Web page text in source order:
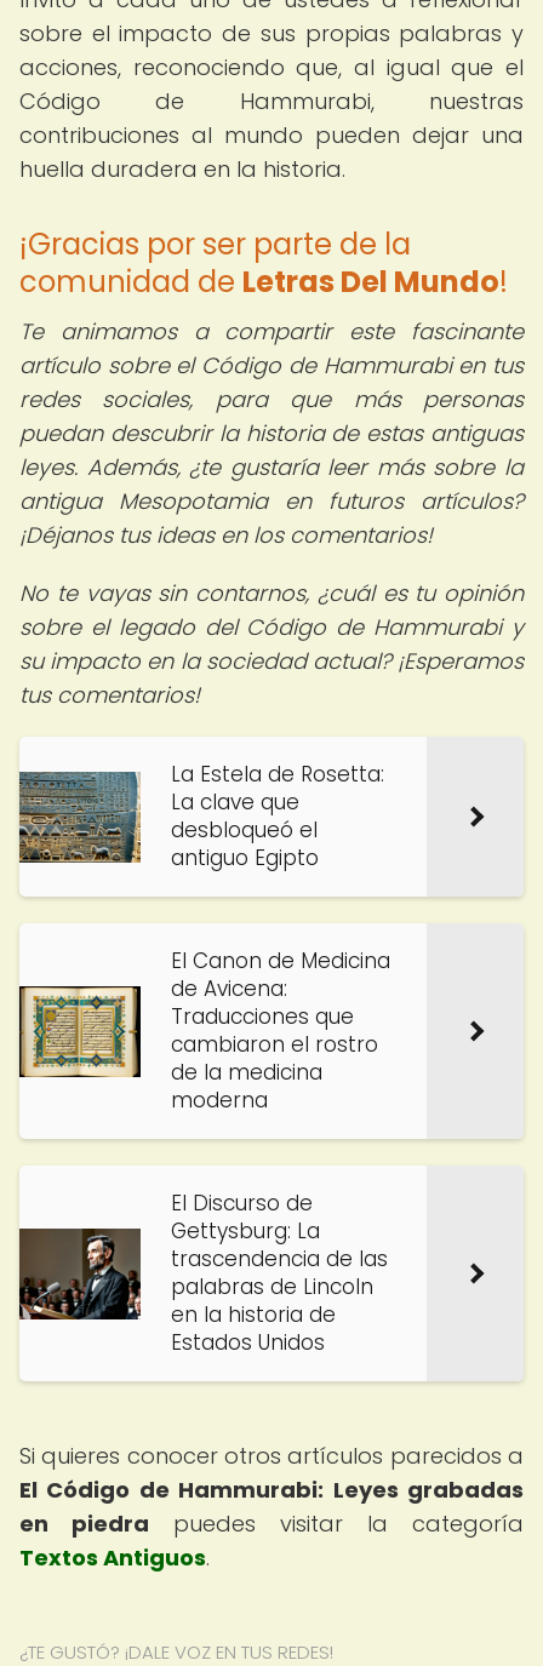
sobre el impacto de sus propias palabras y
acciones, reconociendo que, al igual que el
Código de Hammurabi, nuestras
contribuciones al mundo pueden dejar una
huella duradera en la historia.
¡Gracias por ser parte de la
comunidad de Letras Del Mundo!
Te animamos a compartir este fascinante
artículo sobre el Código de Hammurabi en tus
redes sociales, para que más personas
puedan descubrir la historia de estas antiguas
leyes. Además, ¿te gustaría leer más sobre la
antigua Mesopotamia en futuros artículos?
¡Déjanos tus ideas en los comentarios!
No te vayas sin contarnos, ¿cuál es tu opinión
sobre el legado del Código de Hammurabi y
su impacto en la sociedad actual? ¡Esperamos
tus comentarios!
La Estela de Rosetta:
La clave que
desbloqueó el
antiguo Egipto
El Canon de Medicina
de Avicena:
Traducciones que
cambiaron el rostro
de la medicina
moderna
El Discurso de
Gettysburg: La
trascendencia de las
palabras de Lincoln
en la historia de
Estados Unidos
Si quieres conocer otros artículos parecidos a
El Código de Hammurabi: Leyes grabadas
en piedra puedes visitar la categoría
Textos Antiguos.
¿TE GUSTÓ? ¡DALE VOZ EN TUS REDES!